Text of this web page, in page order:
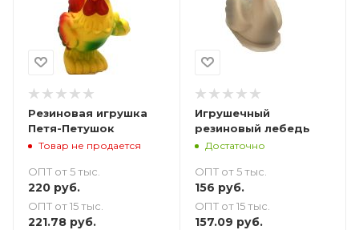
Резиновая игрушка
Петя-Петушок
Товар не продается
ОПТ от 5 тыс.
220 руб.
ОПТ от 15 тыс.
221.78 руб.
Игрушечный
резиновый лебедь
Достаточно
ОПТ от 5 тыс.
156 руб.
ОПТ от 15 тыс.
157.09 руб.